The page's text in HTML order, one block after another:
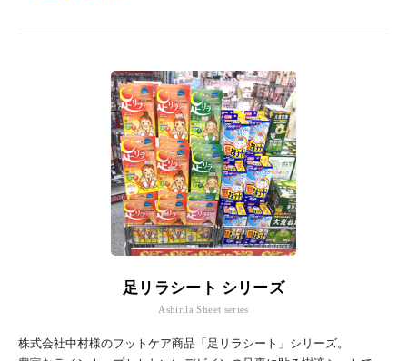
足リラシート シリーズ
Ashirila Sheet series
株式会社中村様のフットケア商品「足リラシート」シリーズ。